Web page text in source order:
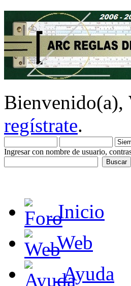
Bienvenido(a),
regístrate.
Ingresar con nombre de usuario,
Inicio
Web
Ayuda